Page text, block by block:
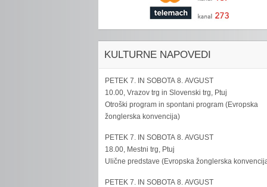
KULTURNE NAPOVEDI
PETEK 7. IN SOBOTA 8. AVGUST
10.00, Vrazov trg in Slovenski trg, Ptuj
Otroški program in spontani program (Evropska
žonglerska konvencija)
PETEK 7. IN SOBOTA 8. AVGUST
18.00, Mestni trg, Ptuj
Ulične predstave (Evropska žonglerska
PETEK 7. IN SOBOTA 8. AVGUST